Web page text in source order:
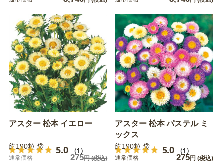
アスター 松本 イエロー
5.0 （1）
約190粒 袋
通常価格 275円(税込)
アスター 松本 パステル ミ
ックス
5.0 （1）
約190粒 袋
通常価格 275円 (税込)